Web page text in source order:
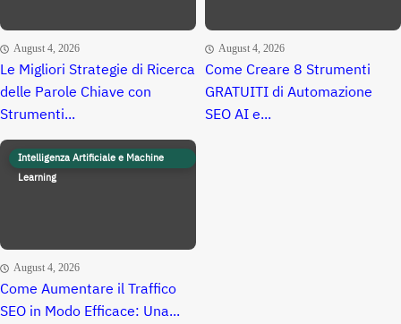
August 4, 2026
Le Migliori Strategie di Ricerca
delle Parole Chiave con
Strumenti...
August 4, 2026
Come Creare 8 Strumenti
GRATUITI di Automazione
SEO AI e...
Intelligenza Artificiale e Machine
Learning
August 4, 2026
Come Aumentare il Traffico
SEO in Modo Efficace: Una...